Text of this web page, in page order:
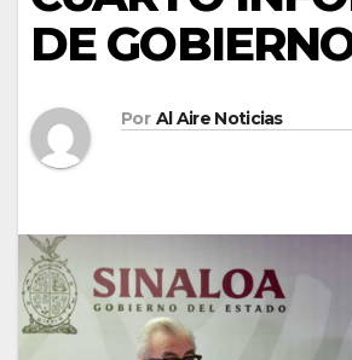
DE
Por Al Aire Noticias